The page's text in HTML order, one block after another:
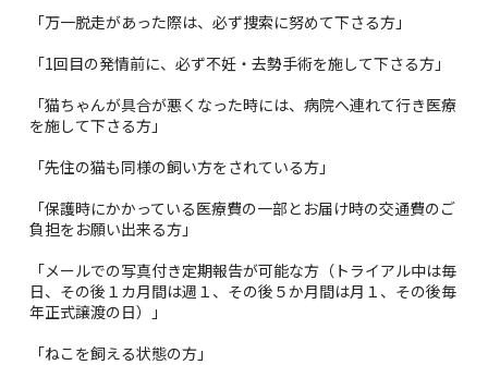
「万一脱走があった際は、必ず捜索に努めて下さる方」
「1回目の発情前に、必ず不妊・去勢手術を施して下さる方」
「猫ちゃんが具合が悪くなった時には、病院へ連れて行き医療
を施して下さる方」
「先住の猫も同様の飼い方をされている方」
「保護時にかかっている医療費の一部とお届け時の交通費のご
負担をお願い出来る方」
「メールでの写真付き定期報告が可能な方（トライアル中は毎
日、その後１カ月間は週１、その後５か月間は月１、その後毎
年正式譲渡の日）」
「ねこを飼える状態の方」